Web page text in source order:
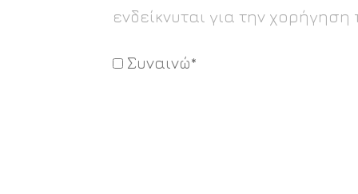
ενδείκνυται για την
Συναινώ*